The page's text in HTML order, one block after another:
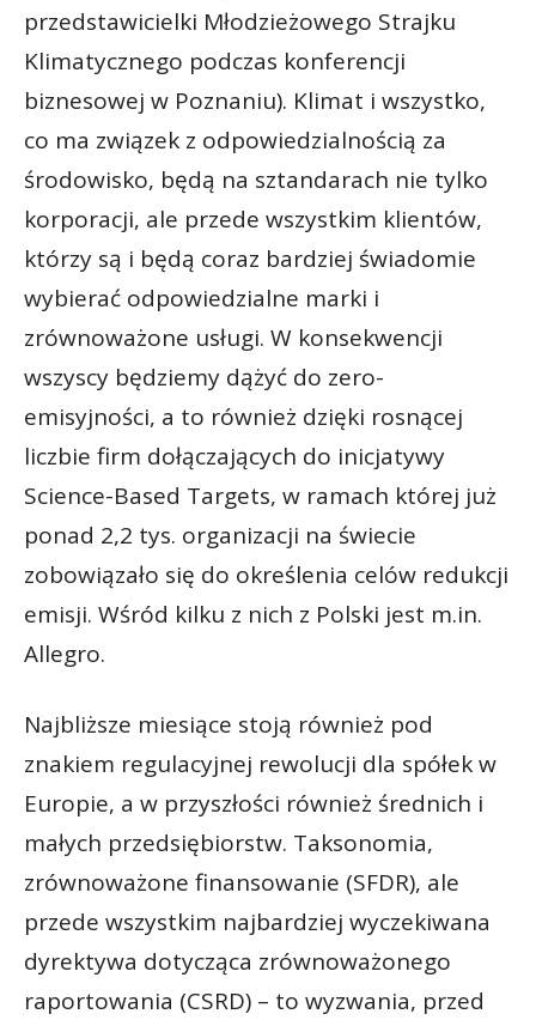
przedstawicielki Młodzieżowego Strajku
Klimatycznego podczas konferencji
biznesowej w Poznaniu). Klimat i wszystko,
co ma związek z odpowiedzialnością za
środowisko, będą na sztandarach nie tylko
korporacji, ale przede wszystkim klientów,
którzy są i będą coraz bardziej świadomie
wybierać odpowiedzialne marki i
zrównoważone usługi. W konsekwencji
wszyscy będziemy dążyć do zero-
emisyjności, a to również dzięki rosnącej
liczbie firm dołączających do inicjatywy
Science-Based Targets, w ramach której już
ponad 2,2 tys. organizacji na świecie
zobowiązało się do określenia celów redukcji
emisji. Wśród kilku z nich z Polski jest m.in.
Allegro.
Najbliższe miesiące stoją również pod
znakiem regulacyjnej rewolucji dla spółek w
Europie, a w przyszłości również średnich i
małych przedsiębiorstw. Taksonomia,
zrównoważone finansowanie (SFDR), ale
przede wszystkim najbardziej wyczekiwana
dyrektywa dotycząca zrównoważonego
raportowania (CSRD) – to wyzwania, przed